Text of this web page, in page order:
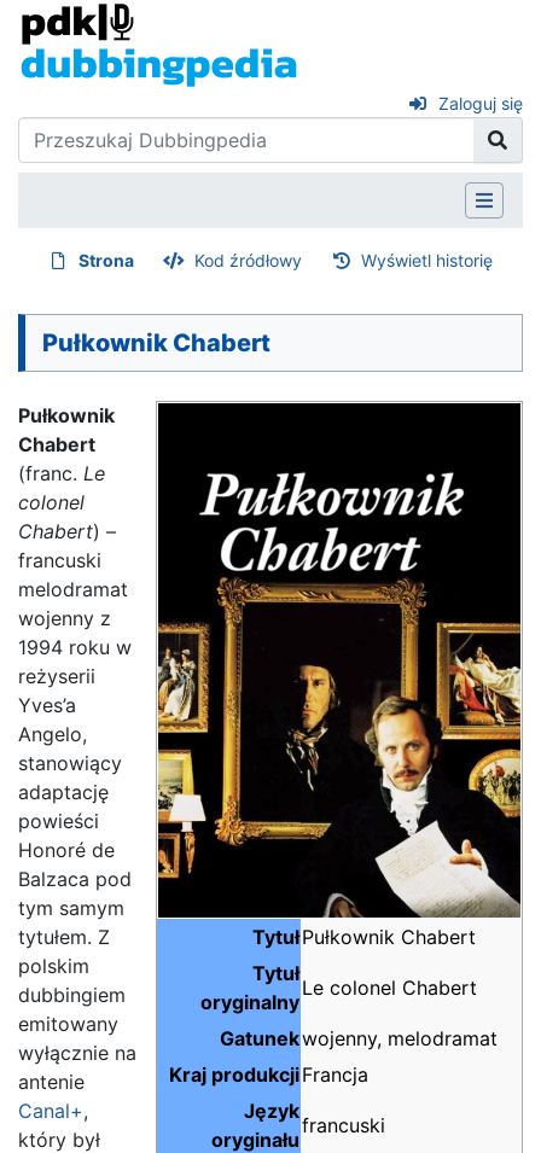
Zaloguj się
Strona Kod źródłowy Wyświetl historię
Pułkownik Chabert
TytułPułkownik Chabert
Tytuł
oryginalny
Le colonel Chabert
Gatunekwojenny, melodramat
Kraj produkcjiFrancja
Język
oryginału
francuski
Pułkownik
Chabert
(franc. Le
colonel
Chabert) –
francuski
melodramat
wojenny z
1994 roku w
reżyserii
Yves’a
Angelo,
stanowiący
adaptację
powieści
Honoré de
Balzaca pod
tym samym
tytułem. Z
polskim
dubbingiem
emitowany
wyłącznie na
antenie
Canal+,
który był